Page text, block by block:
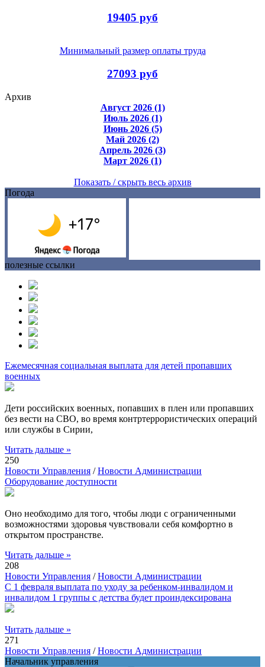
19405 руб
Минимальный размер оплаты труда
27093 руб
Архив
Август 2026 (1)
Июль 2026 (1)
Июнь 2026 (5)
Май 2026 (2)
Апрель 2026 (3)
Март 2026 (1)
Показать / скрыть весь архив
Погода
полезные ссылки
Ежемесячная социальная выплата для детей пропавших
военных
Дети российских военных, попавших в плен или пропавших
без вести на СВО, во время контртеррористических операций
или службы в Сирии,
Читать дальше »
250
Новости Управления /Новости Администрации
Оборудование доступности
Оно необходимо для того, чтобы люди с ограниченными
возможностями здоровья чувствовали себя комфортно в
открытом пространстве.
Читать дальше »
208
Новости Управления /Новости Администрации
С 1 февраля выплата по уходу за ребенком-инвалидом и
инвалидом 1 группы с детства будет проиндексирована
Читать дальше »
271
Новости Управления /Новости Администрации
Начальник управления